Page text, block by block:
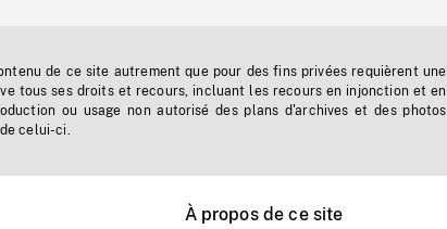
de ce site autrement que pour des fins privées requièrent une
tous ses droits et recours, incluant les recours en injonction et en
ou usage non autorisé des plans d'archives et des photos
celui-ci.
À propos de ce site